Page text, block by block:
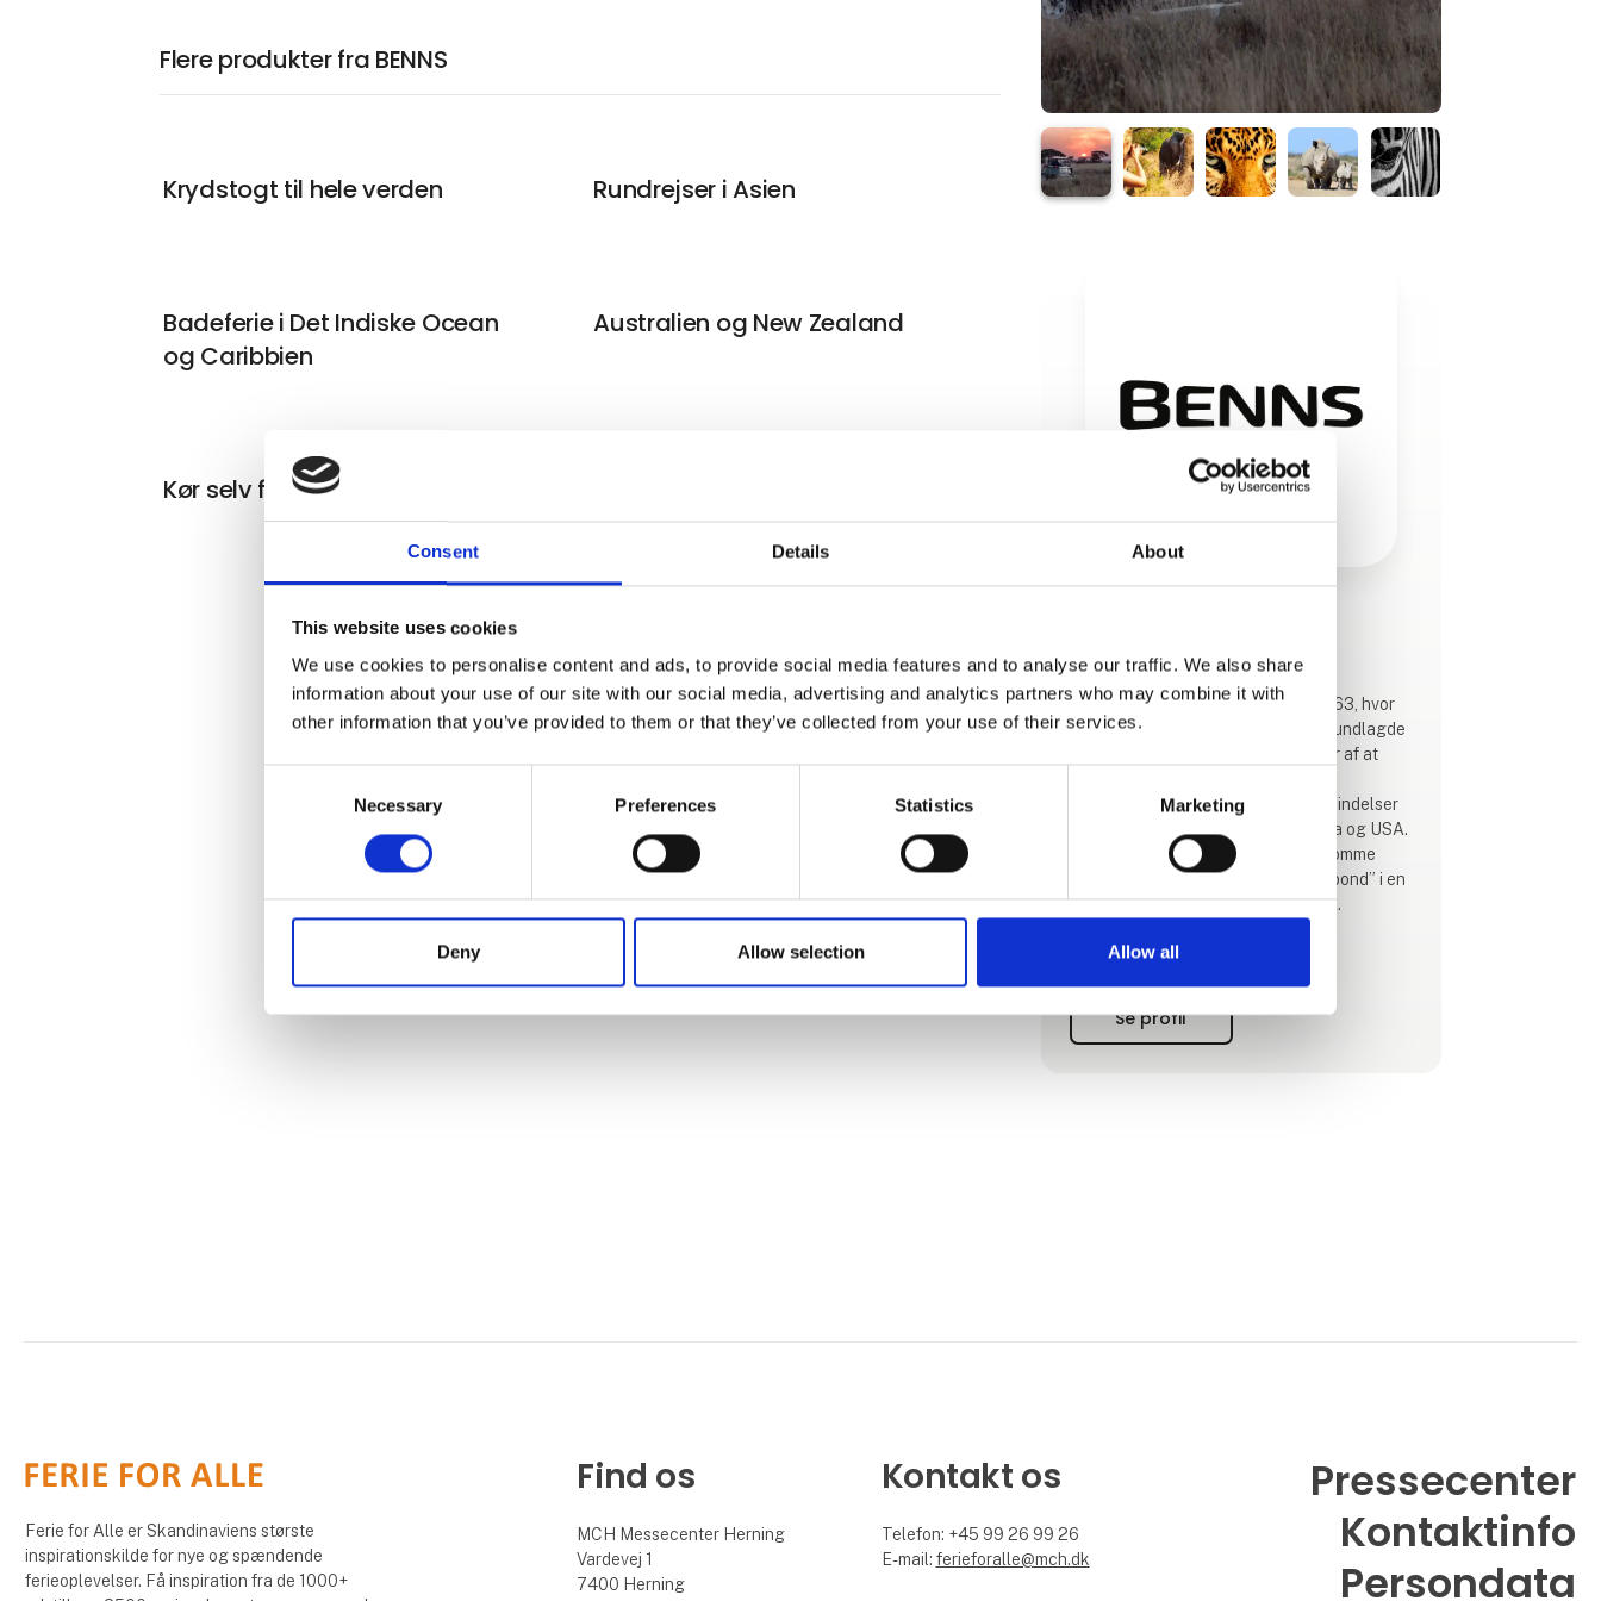
Consent Details About
This website uses cookies
We use cookies to personalise content and ads, to provide social media features and to analyse our traffic. We also share
information about your use of our site with our social media, advertising and analytics partners who may combine it with
other information that you’ve provided to them or that they’ve collected from your use of their services.
Necessary Preferences Statistics Marketing
Deny Allow selection Allow all
Flere produkter fra BENNS
Krydstogt til hele verden Rundrejser i Asien
Badeferie i Det Indiske Ocean
og Caribbien
Australien og New Zealand
Kør selv ferie i USA og Canada
afrejse
Historien om BENNS begynder i 1963, hvor
Niels Jørgen Benn fra Holstebro grundlagde
Benns Rejser. Bureauet levede især af at
venskabsforeninger, der havde forbindelser
til Australien, New Zealand, Canada og USA.
Vi hjalp således danskere med at komme
både ”down under” og ”across the pond” i en
tid, hvor den slags ikke var så ligetil.
Op igennem 00’erne indgik vi i en række
opkøb og frasalg af andre rejsevirksomheder.
Team Benns og MyPlanet. 10 år senere blev
Se profil
Ferie for Alle er Skandinaviens største
inspirationskilde for nye og spændende
ferieoplevelser. Få inspiration fra de 1000+
Find os
MCH Messecenter Herning
Vardevej 1
7400 Herning
Kontakt os
Telefon: +45 99 26 99 26
E-mail: ferieforalle@mch.dk
Pressecenter
Kontaktinfo
Persondata